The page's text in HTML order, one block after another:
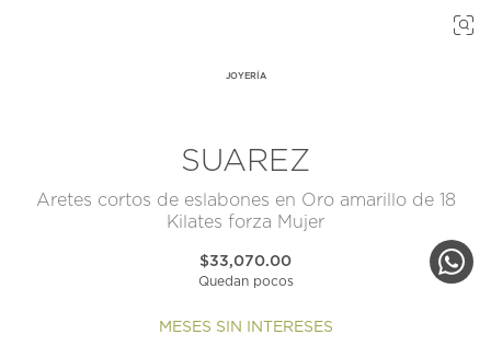
JOYERÍA
SUAREZ
Aretes cortos de eslabones en Oro amarillo de 18
Kilates forza Mujer
$33,070.00
Quedan pocos
MESES SIN INTERESES